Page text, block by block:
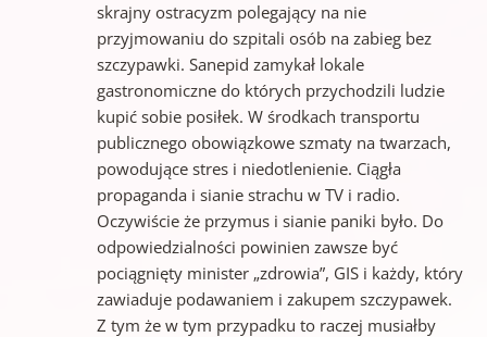
skrajny ostracyzm polegający na nie
przyjmowaniu do szpitali osób na zabieg bez
szczypawki. Sanepid zamykał lokale
gastronomiczne do których przychodzili ludzie
kupić sobie posiłek. W środkach transportu
publicznego obowiązkowe szmaty na twarzach,
powodujące stres i niedotlenienie. Ciągła
propaganda i sianie strachu w TV i radio.
Oczywiście że przymus i sianie paniki było. Do
odpowiedzialności powinien zawsze być
pociągnięty minister „zdrowia”, GIS i każdy, który
zawiaduje podawaniem i zakupem szczypawek.
Z tym że w tym przypadku to raczej musiałby